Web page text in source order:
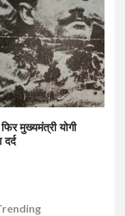
मुख्यमंत्री योगी